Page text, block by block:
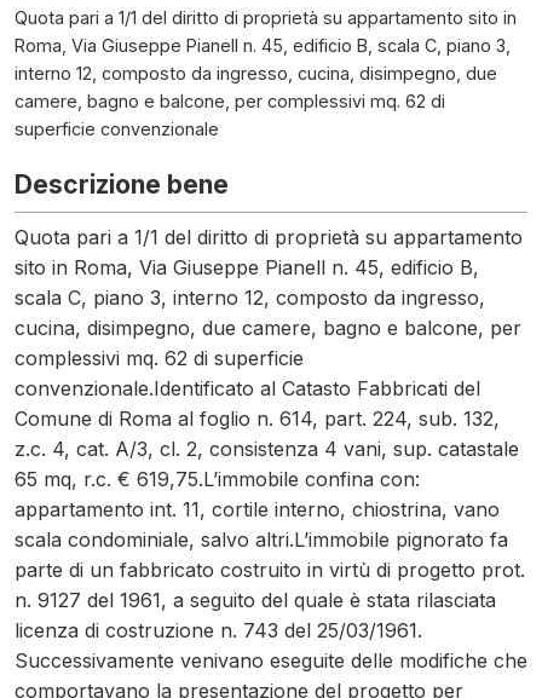
Quota pari a 1/1 del diritto di proprietà su appartamento sito in
Roma, Via Giuseppe Pianell n. 45, edificio B, scala C, piano 3,
interno 12, composto da ingresso, cucina, disimpegno, due
camere, bagno e balcone, per complessivi mq. 62 di
superficie convenzionale
Descrizione bene
Quota pari a 1/1 del diritto di proprietà su appartamento
sito in Roma, Via Giuseppe Pianell n. 45, edificio B,
scala C, piano 3, interno 12, composto da ingresso,
cucina, disimpegno, due camere, bagno e balcone, per
complessivi mq. 62 di superficie
convenzionale.Identificato al Catasto Fabbricati del
Comune di Roma al foglio n. 614, part. 224, sub. 132,
z.c. 4, cat. A/3, cl. 2, consistenza 4 vani, sup. catastale
65 mq, r.c. € 619,75.L’immobile confina con:
appartamento int. 11, cortile interno, chiostrina, vano
scala condominiale, salvo altri.L’immobile pignorato fa
parte di un fabbricato costruito in virtù di progetto prot.
n. 9127 del 1961, a seguito del quale è stata rilasciata
licenza di costruzione n. 743 del 25/03/1961.
Successivamente venivano eseguite delle modifiche che
comportavano la presentazione del progetto per